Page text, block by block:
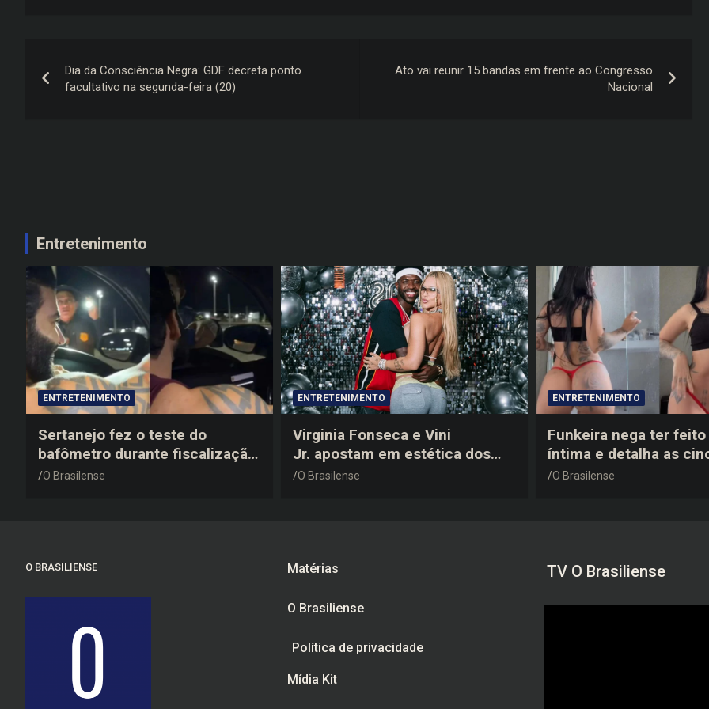
de
Dia da Consciência Negra: GDF decreta ponto
facultativo na segunda-feira (20)
Ato vai reunir 15 bandas em frente ao Congresso
Nacional
Entretenimento
ENTRETENIMENTO
Sertanejo fez o teste do
bafômetro durante fiscalização
na estrada, deu resultado
O Brasilense
ENTRETENIMENTO
Virginia Fonseca e Vini
Jr. apostam em estética dos
anos 2000 em festa de
O Brasilense
ENTRETENIMENTO
Funkeira nega ter
íntima e detalha as
plásticas que realizou
O Brasilense
O BRASILIENSE Matérias
O Brasiliense
Política de privacidade
Mídia Kit
TV O Brasiliense